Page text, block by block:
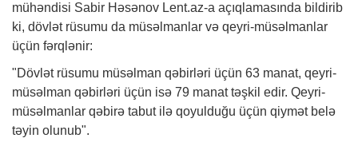
mühəndisi Sabir Həsənov Lent.az-a açıqlamasında bildirib
ki, dövlət rüsumu da müsəlmanlar və qeyri-müsəlmanlar
üçün fərqlənir:
"Dövlət rüsumu müsəlman qəbirləri üçün 63 manat, qeyri-
müsəlman qəbirləri üçün isə 79 manat təşkil edir. Qeyri-
müsəlmanlar qəbirə tabut ilə qoyulduğu üçün qiymət belə
təyin olunub".